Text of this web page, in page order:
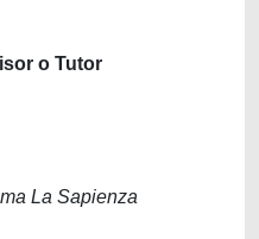
o Tutor
La Sapienza